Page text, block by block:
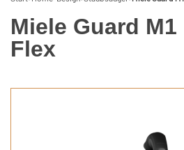
Miele Guard
Flex